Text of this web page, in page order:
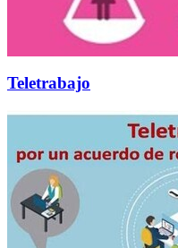
Teletrabajo